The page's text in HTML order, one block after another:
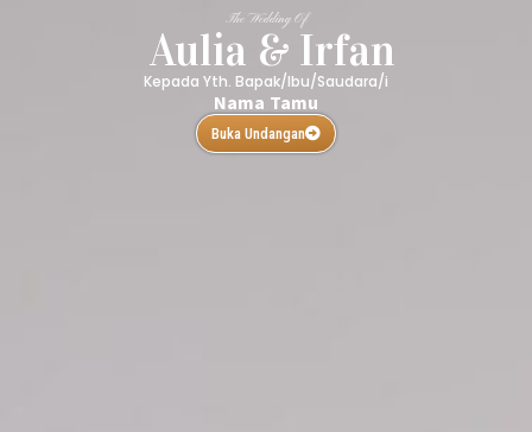
The Wedding Of
Aulia & Irfan
Kepada Yth. Bapak/Ibu/Saudara/i
Nama Tamu
Buka Undangan